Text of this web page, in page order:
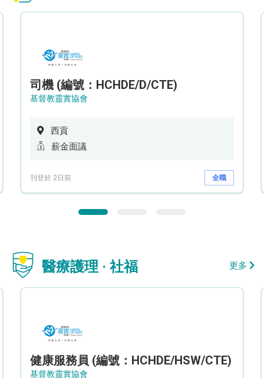
司機 (編號：HCHDE/D/CTE)
基督教靈實協會
西貢
薪金面議
刊登於 2日前 全職
醫療護理 · 社福 更多
健康服務員 (編號：HCHDE/HSW/CTE)
基督教靈實協會